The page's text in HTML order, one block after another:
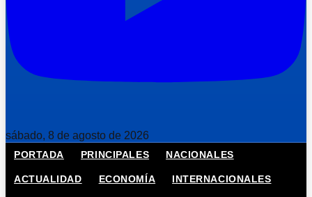
sábado, 8 de agosto de 2026
PORTADA PRINCIPALES NACIONALES
ACTUALIDAD ECONOMÍA INTERNACIONALES